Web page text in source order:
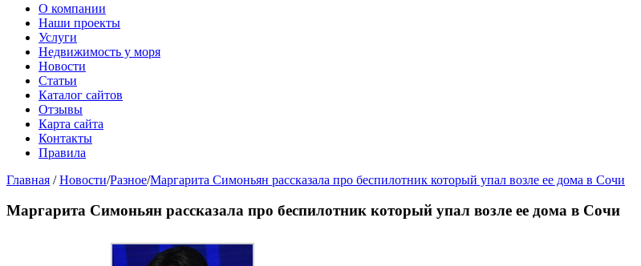
О компании
Наши проекты
Услуги
Недвижимость у моря
Новости
Статьи
Каталог сайтов
Отзывы
Карта сайта
Контакты
Правила
Главная /Новости/Разное/Маргарита Симоньян рассказала про беспилотник который упал возле ее дома в Сочи
Маргарита Симоньян рассказала про беспилотник который упал возле ее дома в Сочи